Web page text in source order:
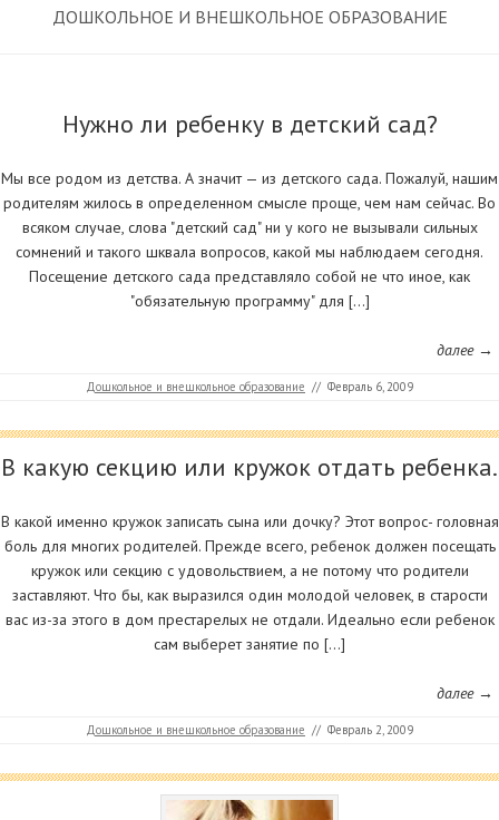
ДОШКОЛЬНОЕ И ВНЕШКОЛЬНОЕ ОБРАЗОВАНИЕ
Нужно ли ребенку в детский сад?
Мы все родом из детства. А значит — из детского сада. Пожалуй, нашим
родителям жилось в определенном смысле проще, чем нам сейчас. Во
всяком случае, слова "детский сад" ни у кого не вызывали сильных
сомнений и такого шквала вопросов, какой мы наблюдаем сегодня.
Посещение детского сада представляло собой не что иное, как
"обязательную программу" для […]
далее →
Дошкольное и внешкольное образование // Февраль 6, 2009
В какую секцию или кружок отдать ребенка.
В какой именно кружок записать сына или дочку? Этот вопрос- головная
боль для многих родителей. Прежде всего, ребенок должен посещать
кружок или секцию с удовольствием, а не потому что родители
заставляют. Что бы, как выразился один молодой человек, в старости
вас из-за этого в дом престарелых не отдали. Идеально если ребенок
сам выберет занятие по […]
далее →
Дошкольное и внешкольное образование // Февраль 2, 2009